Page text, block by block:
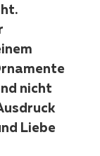
nicht
Liebe